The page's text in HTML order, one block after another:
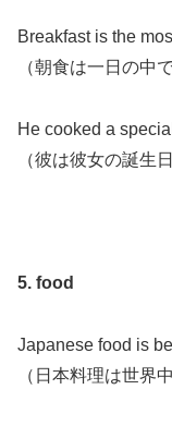
Breakfast is the
（朝食は一日の中
He cooked a
（彼は彼女の誕生
5. food
Japanese food is
（日本料理は世界